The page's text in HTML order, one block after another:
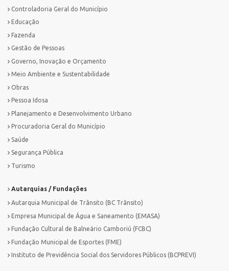
Controladoria Geral do Município
Educação
Fazenda
Gestão de Pessoas
Governo, Inovação e Orçamento
Meio Ambiente e Sustentabilidade
Obras
Pessoa Idosa
Planejamento e Desenvolvimento Urbano
Procuradoria Geral do Município
Saúde
Segurança Pública
Turismo
Autarquias / Fundações
Autarquia Municipal de Trânsito (BC Trânsito)
Empresa Municipal de Água e Saneamento (EMASA)
Fundação Cultural de Balneário Camboriú (FCBC)
Fundação Municipal de Esportes (FME)
Instituto de Previdência Social dos Servidores Públicos (BCPREVI)